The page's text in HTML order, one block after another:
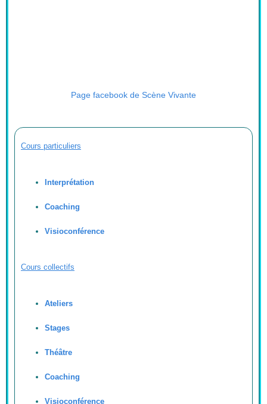
Page facebook de Scène Vivante
Cours particuliers
Interprétation
Coaching
Visioconférence
Cours collectifs
Ateliers
Stages
Théâtre
Coaching
Visioconférence